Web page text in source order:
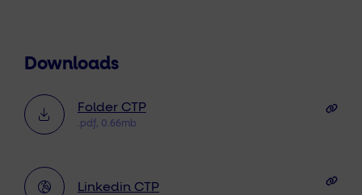
Downloads
Folder CTP
.pdf, 0.66mb
Linkedin CTP